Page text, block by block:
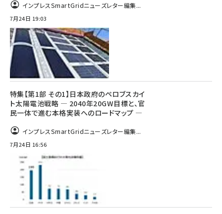
インプレスSmartGridニューズレター編集...
7月24日 19:03
特集【第1部 その1】日本政府のペロブスカイ
ト太陽電池戦略 ― 2040年20GW目標と、官
民一体で進む本格実装へのロードマップ ―
インプレスSmartGridニューズレター編集...
7月24日 16:56